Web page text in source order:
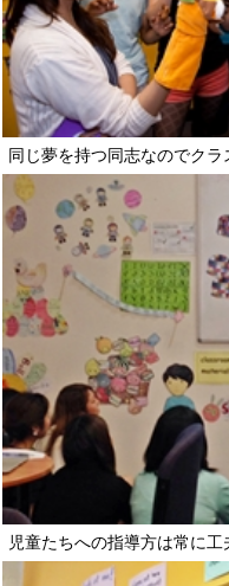
同じ夢を持つ同志なのでクラ
児童たちへの指導方は常に工